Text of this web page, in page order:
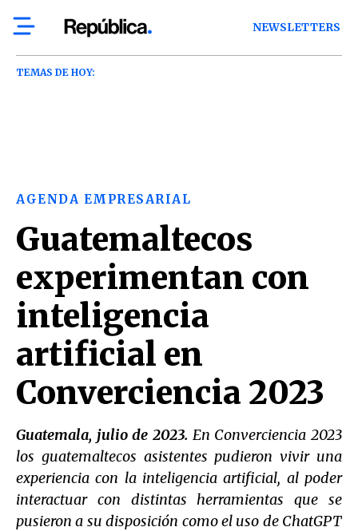
NEWSLETTERS
TEMAS DE HOY:
AGENDA EMPRESARIAL
Guatemaltecos
experimentan con
inteligencia
artificial en
Converciencia 2023
Guatemala, julio de 2023. En Converciencia 2023
los guatemaltecos asistentes pudieron vivir una
experiencia con la inteligencia artificial, al poder
interactuar con distintas herramientas que se
pusieron a su disposición como el uso de ChatGPT